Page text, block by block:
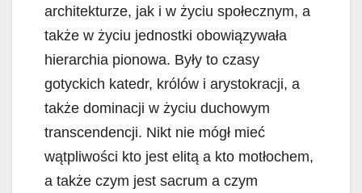
architekturze, jak i w życiu społecznym, a
także w życiu jednostki obowiązywała
hierarchia pionowa. Były to czasy
gotyckich katedr, królów i arystokracji, a
także dominacji w życiu duchowym
transcendencji. Nikt nie mógł mieć
wątpliwości kto jest elitą a kto motłochem,
a także czym jest sacrum a czym